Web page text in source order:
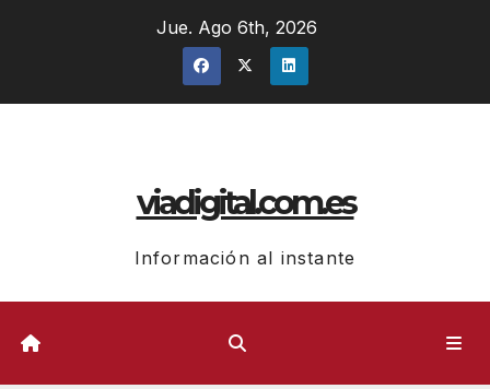
Jue. Ago 6th, 2026
viadigital.com.es
Información al instante